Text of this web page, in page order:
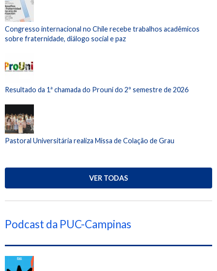
Congresso internacional no Chile recebe trabalhos acadêmicos
sobre fraternidade, diálogo social e paz
Resultado da 1ª chamada do Prouni do 2º semestre de 2026
Pastoral Universitária realiza Missa de Colação de Grau
VER TODAS
Podcast da PUC-Campinas